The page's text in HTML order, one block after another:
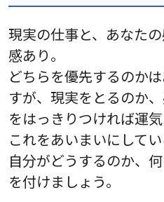
現実の仕事と、あなた
感あり。
どちらを優先するのか
すが、現実をとるのか
をはっきりつければ運気
これをあいまいにして
自分がどうするのか、
を付けましょう。